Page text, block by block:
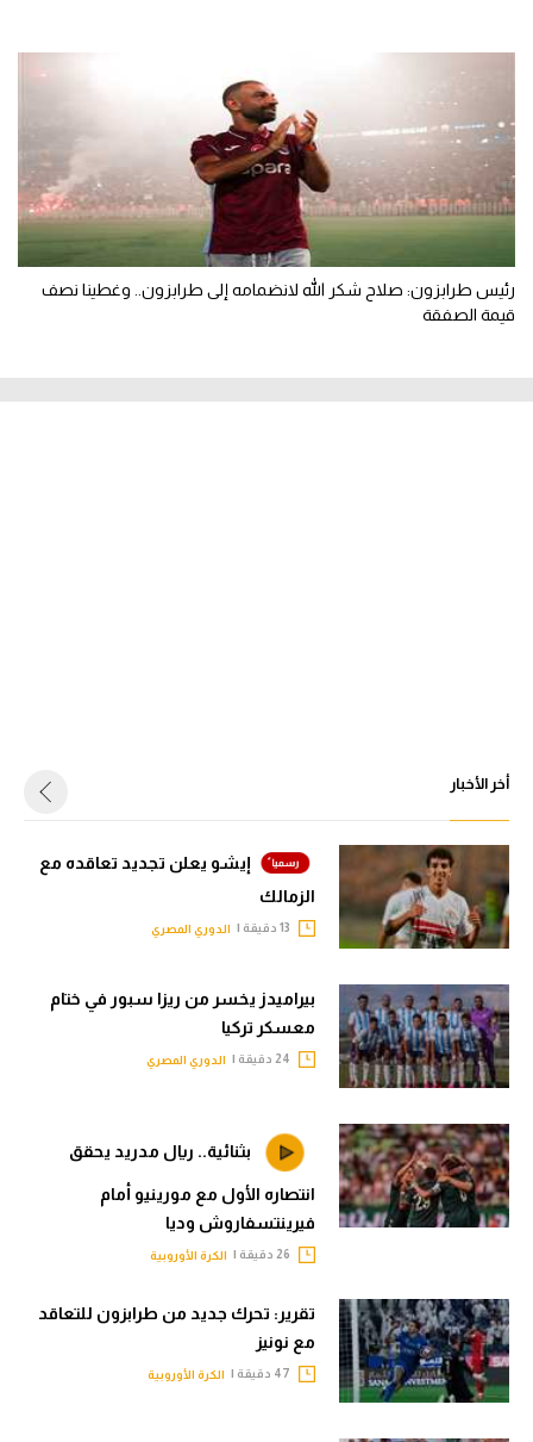
رئيس طرابزون: صلاح شكر الله لانضمامه إلى طرابزون.. وغطينا نصف
قيمة الصفقة
أخر الأخبار
إيشو يعلن تجديد تعاقده مع
الزمالك
الدوري المصري
بيراميدز يخسر من ريزا سبور في ختام
معسكر تركيا
الدوري المصري
بثنائية.. ريال مدريد يحقق
انتصاره الأول مع مورينيو أمام
فيرينتسفاروش وديا
الكرة الأوروبية
تقرير: تحرك جديد من طرابزون للتعاقد
مع نونيز
الكرة الأوروبية